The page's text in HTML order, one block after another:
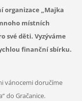
organizace „Majka
místních
své děti. Vyzýváme
finanční sbírku.
vánocemi doručíme
do Gračanice.